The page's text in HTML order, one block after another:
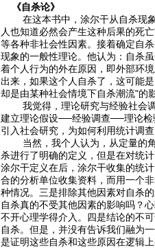
《自杀论》
在这本书中，涂尔干从自杀现象
人也知道必然会产生这种后果的死
等各种非社会性因素。接着确定自
现象的一般性理论。他认为：自杀
着个人行为的外在原因，即外部环
出来，如果这个人自杀了，这可能
却是由某种社会情境下自杀潮流"
我觉得，理论研究与经验社会调
建立理论假设──经验调查──理论检
引入社会研究，为如何利用统计调
当然，我个人认为，从定量的角
杀进行了明确的定义，但是在对统
涂尔干定义在后，涂尔干收集的统
合的分析单位收集资料，而用一个
种情况。三是排除其他因素对自杀
自杀真的不受其他因素的影响吗？
不开心理学得介入。四是结论的不
自杀。但是，并没有告诉我们融为
是证明这些自杀和这些原因在逻辑